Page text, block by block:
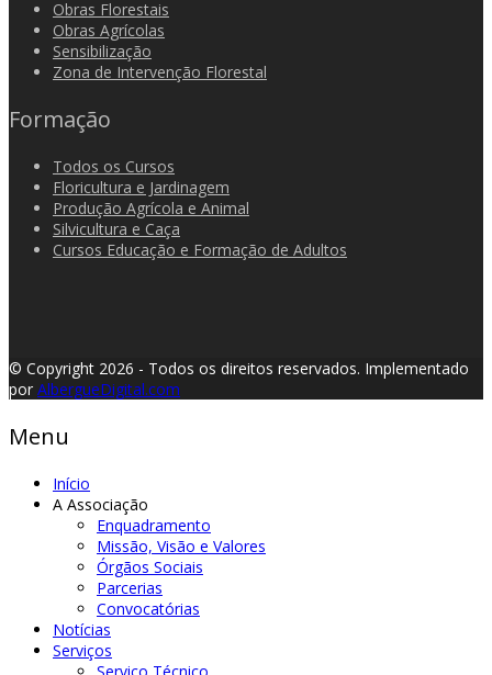
Obras Florestais
Obras Agrícolas
Sensibilização
Zona de Intervenção Florestal
Formação
Todos os Cursos
Floricultura e Jardinagem
Produção Agrícola e Animal
Silvicultura e Caça
Cursos Educação e Formação de Adultos
© Copyright 2026 - Todos os direitos reservados. Implementado
por AlbergueDigital.com
Menu
Início
A Associação
Enquadramento
Missão, Visão e Valores
Órgãos Sociais
Parcerias
Convocatórias
Notícias
Serviços
Serviço Técnico